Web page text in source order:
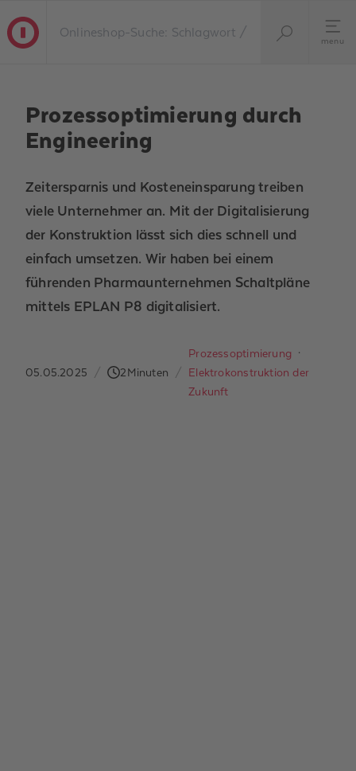
menu
Prozessoptimierung durch
Engineering
Zeitersparnis und Kosteneinsparung treiben
viele Unternehmer an. Mit der Digitalisierung
der Konstruktion lässt sich dies schnell und
einfach umsetzen. Wir haben bei einem
führenden Pharmaunternehmen Schaltpläne
mittels EPLAN P8 digitalisiert.
05.05.2025 / 2Minuten /
Prozessoptimierung
·
Elektrokonstruktion der
Zukunft